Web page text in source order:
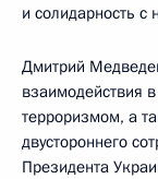
и солидарность с
Дмитрий
взаимодействия
терроризмом, а
двустороннего
Президента